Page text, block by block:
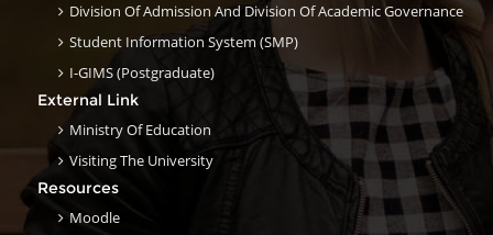
Division Of Admission And Division Of Academic Governance
Student Information System (SMP)
I-GIMS (Postgraduate)
External Link
Ministry Of Education
Visiting The University
Resources
Moodle